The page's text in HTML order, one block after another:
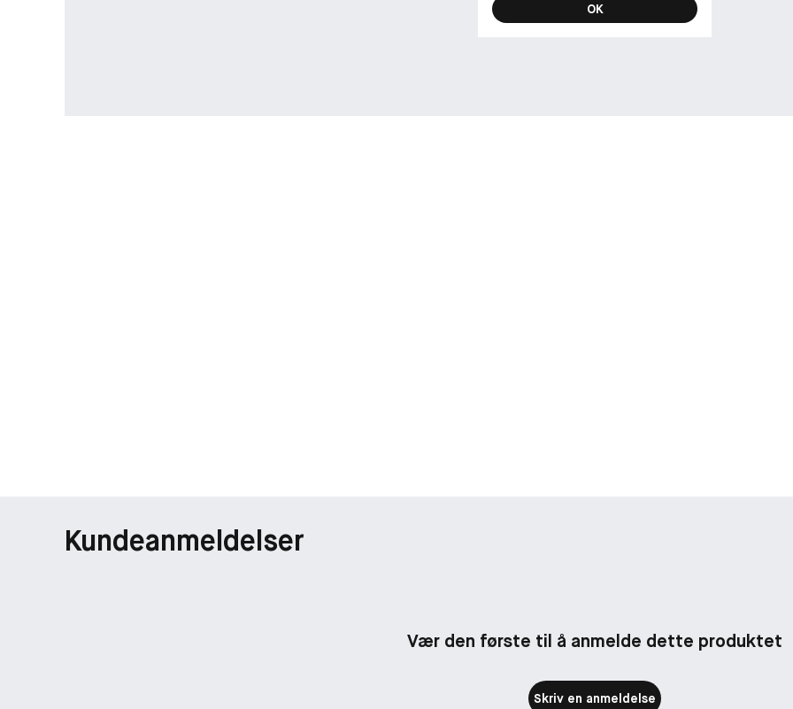
OK
Kundeanmeldelser
Vær den første til å anmelde dette produktet
Skriv en anmeldelse